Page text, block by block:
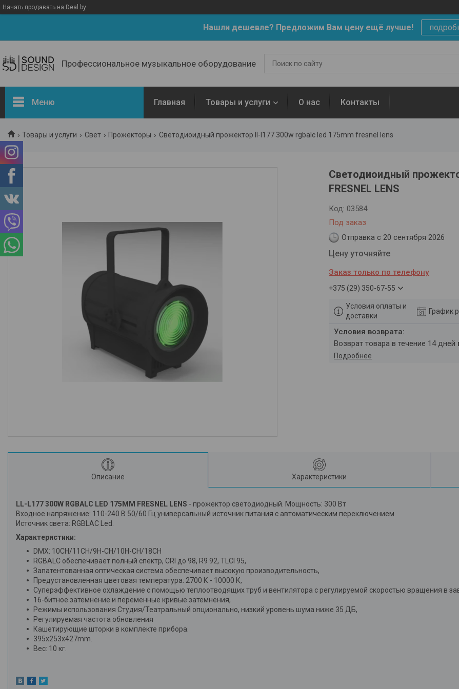
Начать продавать на Deal.by
Нашли дешевле? Предложим Вам цену ещё лучше!
Профессиональное музыкальное оборудование
Меню Главная Товары и услуги О нас Контакты
Товары и услуги Свет Прожекторы Светодиоидный прожектор ll-l177 300w rgbalc led 175mm fresnel lens
Светодиоидный
FRESNEL LENS
Под заказ
Код: 03584
Отправка с 20 сентября 2026
Цену уточняйте
Заказ только по телефону
+375 (29) 350-67-55
Условия оплаты и
доставки
График
возврат товара в течение 14 дней
Подробнее
Описание Характеристики
LL-L177 300W RGBALC LED 175MM FRESNEL LENS - прожектор светодиодный. Мощность: 300 Вт
Входное напряжение: 110-240 В 50/60 Гц универсальный источник питания с автоматическим переключением
Источник света: RGBLAC Led.
Характеристики:
DMX: 10CH/11CH/9H-CH/10H-CH/18CH
RGBALC обеспечивает полный спектр, CRI до 98, R9 92, TLCI 95,
Запатентованная оптическая система обеспечивает высокую производительность,
Предустановленная цветовая температура: 2700 К - 10000 К,
Суперэффективное охлаждение с помощью теплоотводящих труб и вентилятора с регулируемой скоростью вращения в
16-битное затемнение и переменные кривые затемнения,
Режимы использования Студия/Театральный опционально, низкий уровень шума ниже 35 ДБ,
Регулируемая частота обновления
Кашетирующие шторки в комплекте прибора.
395x253x427mm.
Вес: 10 кг.